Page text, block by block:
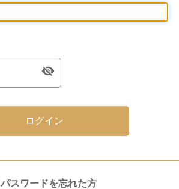
ログイン
パスワードを忘れた方